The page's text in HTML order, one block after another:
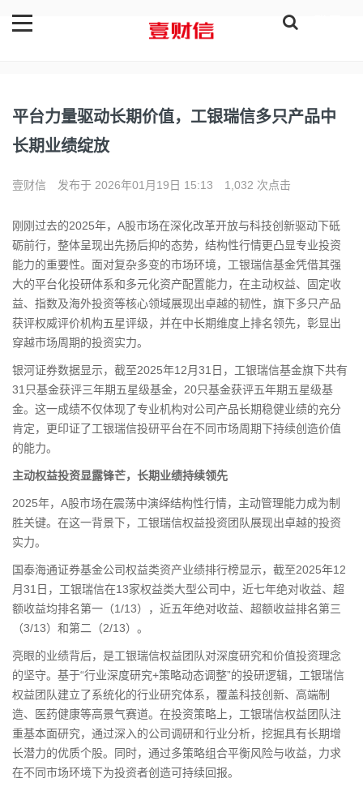
平台力量驱动长期价值，工银瑞信多只产品中
长期业绩绽放
壹财信 发布于 2026年01月19日 15:13 1,032 次点击
刚刚过去的2025年，A股市场在深化改革开放与科技创新驱动下砥
砺前行，整体呈现出先扬后抑的态势，结构性行情更凸显专业投资
能力的重要性。面对复杂多变的市场环境， 工银瑞信基金凭借其强
大的平台化投研体系和多元化资产配置能力，在主动权益、固定收
益、指数及海外投资等核心领域展现出卓越的韧性，旗下多只产品
获评权威评价机构五星评级，并在中长期维度上排名领先，彰显出
穿越市场周期的投资实力。
银河证券数据显示，截至2025年12月31日，工银瑞信基金旗下共有
31只基金获评三年期五星级基金，20只基金获评五年期五星级基
金。这一成绩不仅体现了专业机构对公司产品长期稳健业绩的充分
肯定，更印证了工银瑞信投研平台在不同市场周期下持续创造价值
的能力。
主动权益投资显露锋芒，长期业绩持续领先
2025年，A股市场在震荡中演绎结构性行情，主动管理能力成为制
胜关键。在这一背景下，工银瑞信权益投资团队展现出卓越的投资
实力。
国泰海通证券基金公司权益类资产业绩排行榜显示，截至2025年12
月31日，工银瑞信在13家权益类大型公司中，近七年绝对收益、超
额收益均排名第一（1/13），近五年绝对收益、超额收益排名第三
（3/13）和第二（2/13）。
亮眼的业绩背后，是工银瑞信权益团队对深度研究和价值投资理念
的坚守。基于“行业深度研究+策略动态调整”的投研逻辑，工银瑞信
权益团队建立了系统化的行业研究体系，覆盖科技创新、高端制
造、医药健康等高景气赛道。在投资策略上，工银瑞信权益团队注
重基本面研究，通过深入的公司调研和行业分析，挖掘具有长期增
长潜力的优质个股。同时，通过多策略组合平衡风险与收益，力求
在不同市场环境下为投资者创造可持续回报。